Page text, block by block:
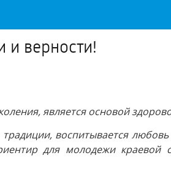
верности!
является основой
воспитывается
для молодежи краевой